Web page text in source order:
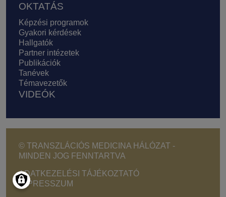
OKTATÁS
Képzési programok
Gyakori kérdések
Hallgatók
Partner intézetek
Publikációk
Tanévek
Témavezetők
VIDEÓK
© TRANSZLÁCIÓS MEDICINA HÁLÓZAT -
MINDEN JOG FENNTARTVA
Footer - Copyright menu
ADATKEZELÉSI TÁJÉKOZTATÓ
IMPRESSZUM